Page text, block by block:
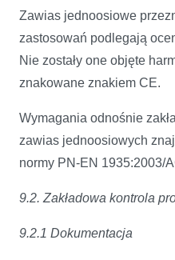
Zawias jednoosiowe
zastosowań podlegają
Nie zostały one objęte
znakowane znakiem CE.
Wymagania odnośnie
zawias jednoosiowych
normy PN-EN 1935:2003/
9.2. Zakładowa kontrola
9.2.1 Dokumentacja